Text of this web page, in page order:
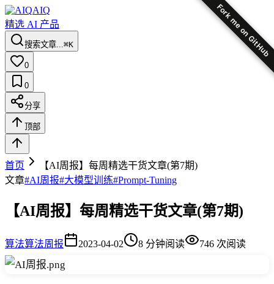
Fork me on GitHub
AIQ
精选 AI 产品
搜索文章...⌘K
0
0
分享
顶部
首页
【AI周报】每周精选干货文章(第7期)
文章#AI周报#大模型训练#Prompt-Tuning
【AI周报】每周精选干货文章(第7期)
算法算法周报 2023-04-02 8 分钟阅读 746 次阅读